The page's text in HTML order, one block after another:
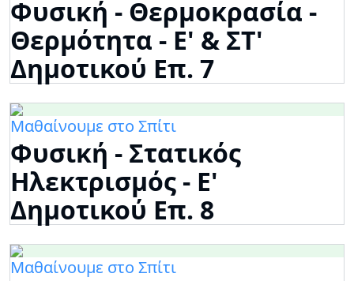
Φυσική - Θερμοκρασία -
Θερμότητα - Ε' & ΣΤ'
Δημοτικού Επ. 7
Μαθαίνουμε στο Σπίτι
Φυσική - Στατικός
Ηλεκτρισμός - Ε'
Δημοτικού Επ. 8
Μαθαίνουμε στο Σπίτι